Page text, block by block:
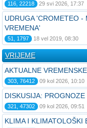
116, 22218 29 svi 2026, 17:37
UDRUGA 'CROMETEO
VREMENA'
51, 1797 18 vel 2019, 08:30
VRIJEME
AKTUALNE
303, 76412 09 kol 2026, 10:10
DISKUSIJA: PROGNOZE
321, 47302 09 kol 2026, 09:51
KLIMA I KLIMATOLOŠKI